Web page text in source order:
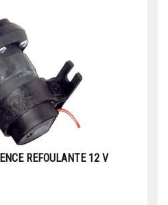
REFOULANTE 12 V